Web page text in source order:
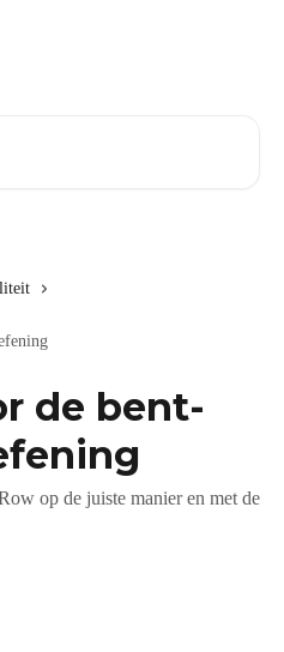
de bent-
op de juiste manier en met de